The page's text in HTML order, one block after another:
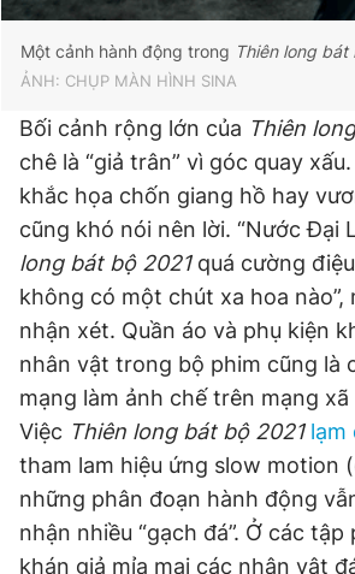
Một cảnh hành động trong Thiên long bát
ẢNH: CHỤP MÀN HÌNH SINA
Bối cảnh rộng lớn của Thiên
chê là “giả trân” vì góc quay
khắc họa chốn giang hồ hay
cũng khó nói nên lời. “Nước Đại
long bát bộ 2021quá cường
không có một chút xa hoa nào”,
nhận xét. Quần áo và phụ kiện
nhân vật trong bộ phim cũng là
mạng làm ảnh chế trên mạng xã
Việc Thiên long bát bộ 2021 lạm
tham lam hiệu ứng slow motion
những phân đoạn hành động
nhận nhiều “gạch đá”. Ở các
khán giả mỉa mai các nhân vật